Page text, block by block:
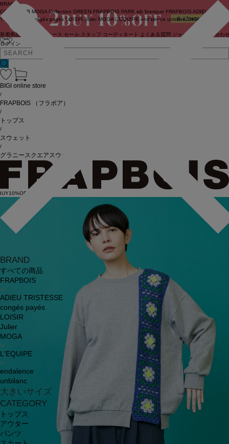
ログイン
BRAND
COUTURIER MOGA Collection GREEN FRAPBOIS PARK wb feerique FRAPBOIS ADIEU
TRISTESSE
congés payés LOISIR Julier MOGA L'EQUIPE endalence unbilanc BIGI online store
新着商品 ニュース セール スタッフ コーディネート よくある質問 ジャーナル お問い合わ
BRAND
すべての商品
FRAPBOIS
ADIEU TRISTESSE
congés payés
LOISIR
Julier
MOGA
L'EQUIPE
endalence
unbilanc
大きいサイズ
CATEGORY
トップス
アウター
パンツ
BIGI online store
/
FRAPBOIS （フラボア）
/
トップス
/
スウェット
/
グラニースクエアスウェット